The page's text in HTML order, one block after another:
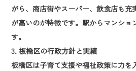
がら、商店街やスーパー、飲食店も充
が高いのが特徴です。駅からマンショ
す。
3. 板橋区の行政方針と実績
板橋区は子育て支援や福祉政策に力を